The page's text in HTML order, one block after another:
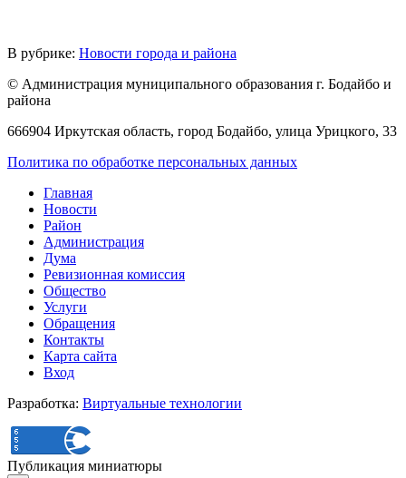
В рубрике: Новости города и района
© Администрация муниципального образования г. Бодайбо и
района
666904 Иркутская область, город Бодайбо, улица Урицкого, 33
Политика по обработке персональных данных
Главная
Новости
Район
Администрация
Дума
Ревизионная комиссия
Общество
Услуги
Обращения
Контакты
Карта сайта
Вход
Разработка: Виртуальные технологии
Публикация миниатюры